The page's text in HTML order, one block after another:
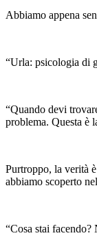
Abbiamo appena
“Urla: psicologia di
“Quando devi
problema. Questa è
Purtroppo, la verità
abbiamo scoperto
“Cosa stai